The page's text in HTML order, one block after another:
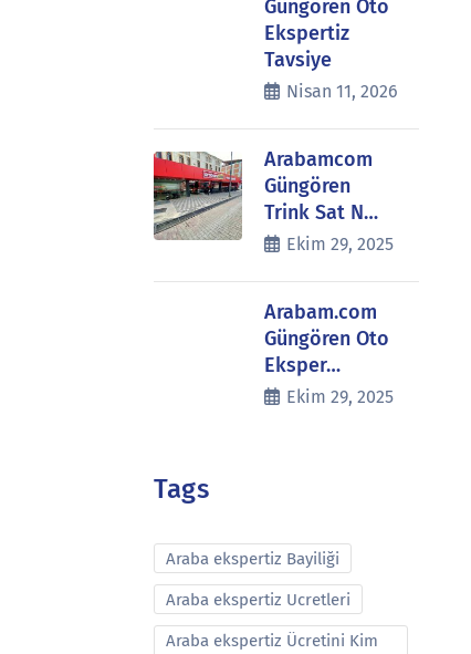
Güngören Oto
Ekspertiz
Tavsiye
Nisan 11, 2026
Arabamcom
Güngören
Trink Sat N…
Ekim 29, 2025
Arabam.com
Güngören Oto
Eksper…
Ekim 29, 2025
Tags
Araba ekspertiz Bayiliği
Araba ekspertiz Ucretleri
Araba ekspertiz Ücretini Kim